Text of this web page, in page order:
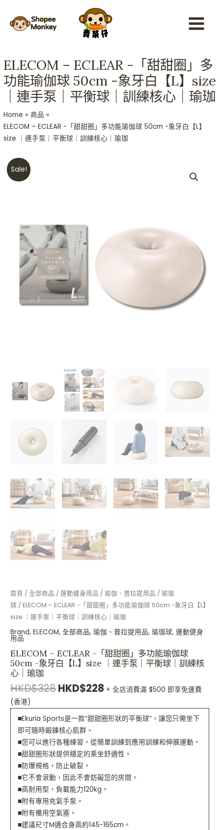
content
Menu
ELECOM – ECLEAR -「甜甜圈」多
功能瑜伽球 50cm -象牙白【L】size
｜連手泵｜平衡球｜訓練核心｜瑜珈
Home
商品
ELECOM – ECLEAR -「甜甜圈」多功能瑜伽球 50cm -象牙白【L】
size ｜連手泵｜平衡球｜訓練核心｜瑜珈
Sale!
首頁 /全部商品 /運動健身用品 /瑜伽、普拉提用品 /瑜珈
球 / ELECOM – ECLEAR -「甜甜圈」多功能瑜伽球 50cm -象牙白【L】
size ｜連手泵｜平衡球｜訓練核心｜瑜珈
Brand,ELECOM,全部商品,瑜伽、普拉提用品,瑜珈球,運動健身
用品
ELECOM – ECLEAR -「甜甜圈」多功能瑜伽球
50cm -象牙白【L】size ｜連手泵｜平衡球｜訓練核
心｜瑜珈
HKD$328HKD$228 + 全店消費滿 $500 即享免運費
(香港)
■Ekuria Sports是一款“甜甜圈形狀的平衡球”，讓您只需坐下
即可隨時鍛鍊核心肌群。
■您可以進行各種練習，從簡單訓練到應用訓練和伸展運動。
■甜甜圈形狀提供穩定的乘坐舒適性。
■防爆規格，防止破裂。
■它不會滾動，因此不會妨礙您的房間。
■高耐用型，負載能力120kg。
■附有專用充氣手泵。
■附有備用空氣塞。
■建議尺寸M適合身高約145-165cm。
ELECOM
-
圈」
size
｜
球
｜
訓
核
心
｜
數
量